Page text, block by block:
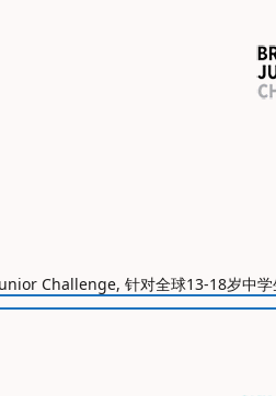
Challenge, 针对全球13-18岁中学